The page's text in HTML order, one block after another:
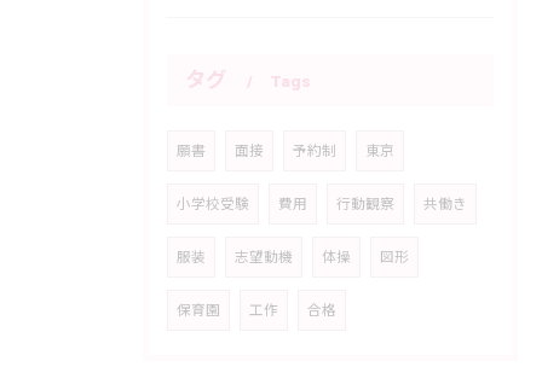
タグ Tags
願書 面接 予約制 東京
小学校受験 費用 行動観察 共働き
服装 志望動機 体操 図形
保育園 工作 合格